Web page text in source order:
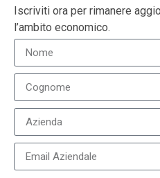
Certificati Top Bonus su
UniCredit Bank AG
27 Giugno 2022
Iscriviti ora per rimanere
l’ambito economico.